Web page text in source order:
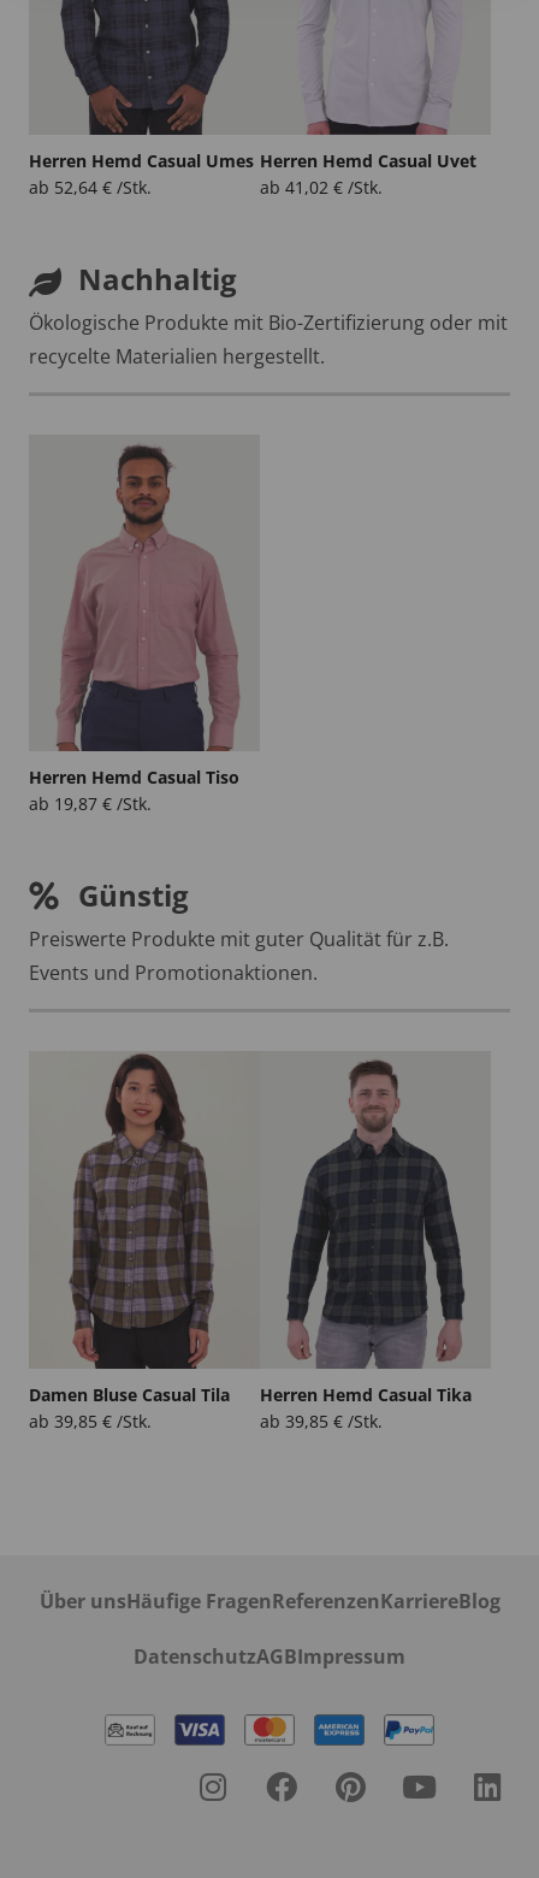
Herren Hemd Casual Umes
ab 52,64 € /Stk.
Herren Hemd Casual Uvet
ab 41,02 € /Stk.
Nachhaltig
Ökologische Produkte mit Bio-Zertifizierung oder mit
recycelte Materialien hergestellt.
Herren Hemd Casual Tiso
ab 19,87 € /Stk.
Günstig
Preiswerte Produkte mit guter Qualität für z.B.
Events und Promotionaktionen.
Damen Bluse Casual Tila
ab 39,85 € /Stk.
Herren Hemd Casual Tika
ab 39,85 € /Stk.
Über unsHäufige FragenReferenzenKarriereBlog
DatenschutzAGBImpressum